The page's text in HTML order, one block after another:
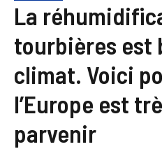
La
tourbières est
climat. Voici
l’Europe est
parvenir